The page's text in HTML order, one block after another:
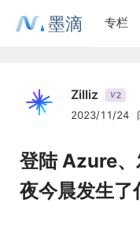
墨滴 专栏
Zilliz V2
2023/11/24
登陆 Azure
夜今晨发生了